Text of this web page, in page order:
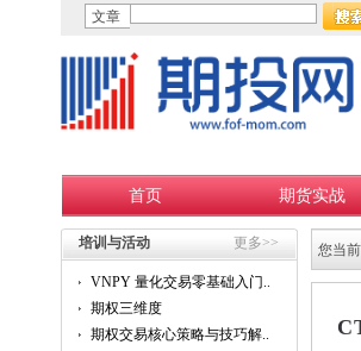
文章
首页 期货实战
培训与活动 更多>>
VNPY 量化交易零基础入门...
期权三维度
期权交易核心策略与技巧解...
您当